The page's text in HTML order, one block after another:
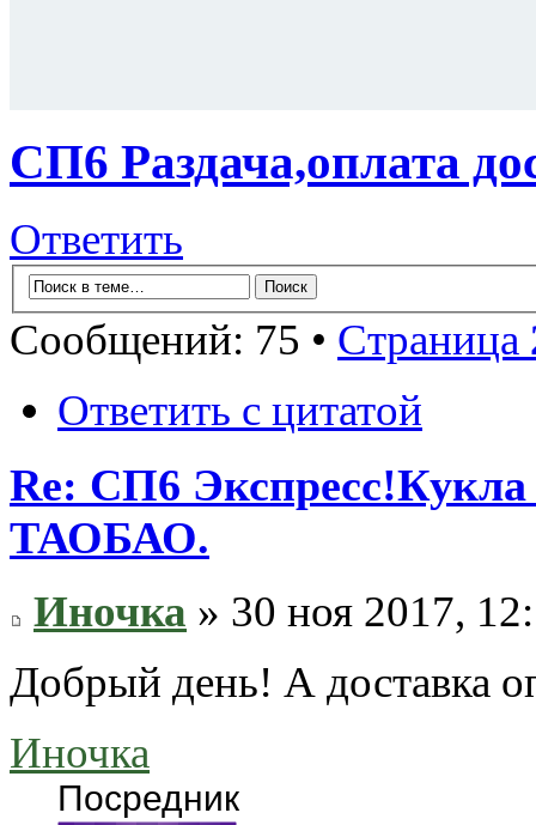
СП6 Раздача,оплата
Ответить
Сообщений: 75 • Страница
Ответить с цитатой
Re: СП6
ТАОБАО.
Иночка » 30 ноя 2017,
Добрый день! А доставка
Иночка
Посредник